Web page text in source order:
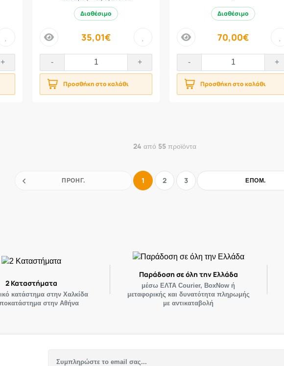
+
Διαθέσιμο
price 35,01€
- +
Προσθήκη στο καλάθι
Διαθέσιμο
price 70,00€
- +
Προσθήκη στο καλάθι
24 από 55προϊόντα
ΠΡΟΗΓ. 1 2 3 ΕΠΟΜ.
2 Καταστήματα
κατάστημα στην Χαλκίδα
στην Αθήνα
Παράδοση σε όλη την Ελλάδα
μέσω ΕΛΤΑ Courier, BoxNow ή
μεταφορικής και δυνατότητα πληρωμής
με αντικαταβολή